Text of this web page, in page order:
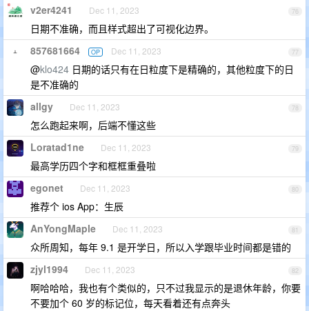
76
v2er4241 Dec 11, 2023
日期不准确，而且样式超出了可视化边界。
77
857681664 OP Dec 11, 2023
@klo424 日期的话只有在日粒度下是精确的，其他粒度下的日
是不准确的
78
allgy Dec 11, 2023
怎么跑起来啊，后端不懂这些
79
Loratad1ne Dec 11, 2023
最高学历四个字和框框重叠啦
80
egonet Dec 11, 2023
推荐个 ios App：生辰
81
AnYongMaple Dec 11, 2023
众所周知，每年 9.1 是开学日，所以入学跟毕业时间都是错的
82
zjyl1994 Dec 11, 2023
啊哈哈哈，我也有个类似的，只不过我显示的是退休年龄，你要
不要加个 60 岁的标记位，每天看着还有点奔头